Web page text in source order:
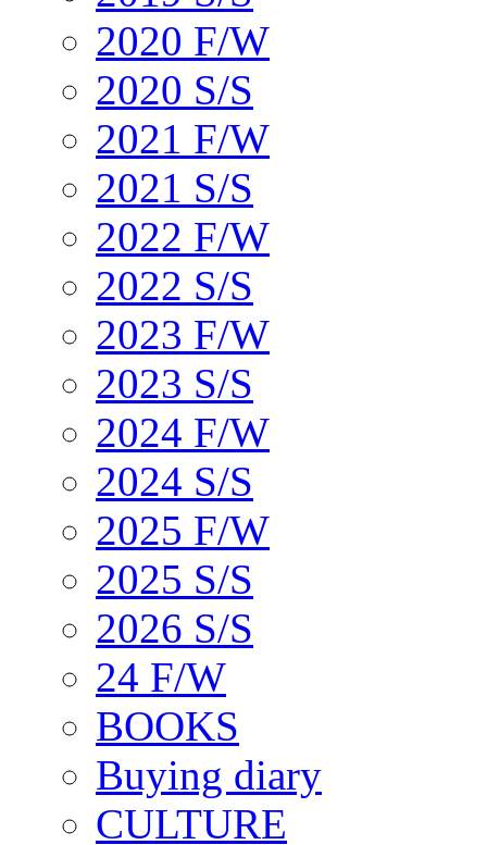
2020 F/W
2020 S/S
2021 F/W
2021 S/S
2022 F/W
2022 S/S
2023 F/W
2023 S/S
2024 F/W
2024 S/S
2025 F/W
2025 S/S
2026 S/S
24 F/W
BOOKS
Buying diary
CULTURE